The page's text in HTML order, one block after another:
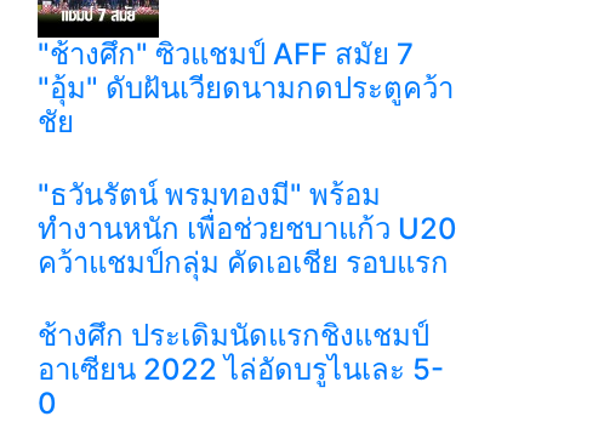
"ช้างศึก" ซิวแชมป์ AFF สมัย 7
"อุ้ม" ดับฝันเวียดนามกดประตูคว้า
ชัย
"ธวันรัตน์ พรมทองมี" พร้อม
ทำงานหนัก เพื่อช่วยชบาแก้ว U20
คว้าแชมป์กลุ่ม คัดเอเชีย รอบแรก
ช้างศึก ประเดิมนัดแรกชิงแชมป์
อาเซียน 2022 ไล่อัดบรูไนเละ 5-
0